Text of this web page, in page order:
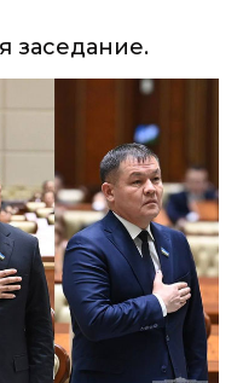
заседание.